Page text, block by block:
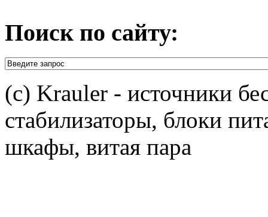
Поиск по сайту:
(c) Krauler - источники
стабилизаторы, блоки
шкафы, витая пара